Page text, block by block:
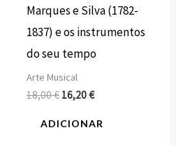
Marques e Silva (1782-
1837) e os instrumentos
do seu tempo
Arte Musical
18,00€ 16,20€
ADICIONAR